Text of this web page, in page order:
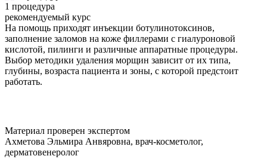
1 процедура
рекомендуемый курс
На помощь приходят инъекции ботулинотоксинов,
заполнение заломов на коже филлерами с гиалуроновой
кислотой, пилинги и различные аппаратные процедуры.
Выбор методики удаления морщин зависит от их типа,
глубины, возраста пациента и зоны, с которой предстоит
работать.
Материал проверен экспертом
Ахметова Эльмира Анвяровна, врач-косметолог,
дерматовенеролог